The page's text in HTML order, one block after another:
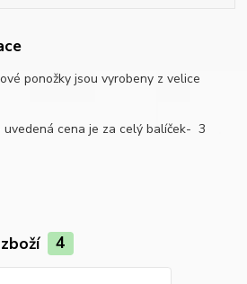
ponožky jsou vyrobeny z velice
uvedená cena je za celý balíček- 3
4